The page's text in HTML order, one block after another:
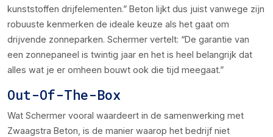
kunststoffen drijfelementen.” Beton lijkt dus juist vanwege zijn
robuuste kenmerken de ideale keuze als het gaat om
drijvende zonneparken. Schermer vertelt: “De garantie van
een zonnepaneel is twintig jaar en het is heel belangrijk dat
alles wat je er omheen bouwt ook die tijd meegaat.”
Out-Of-The-Box
Wat Schermer vooral waardeert in de samenwerking met
Zwaagstra Beton, is de manier waarop het bedrijf niet